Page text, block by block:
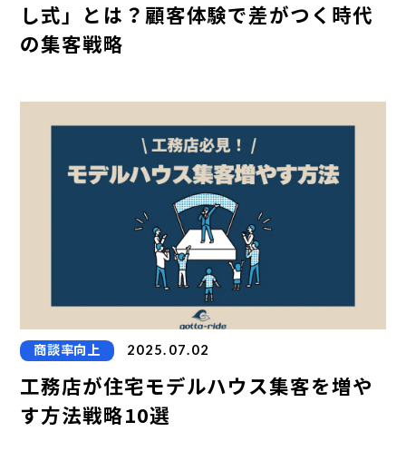
し式」とは？顧客体験で差がつく時代
の集客戦略
商談率向上 2025.07.02
工務店が住宅モデルハウス集客を増や
す方法戦略10選